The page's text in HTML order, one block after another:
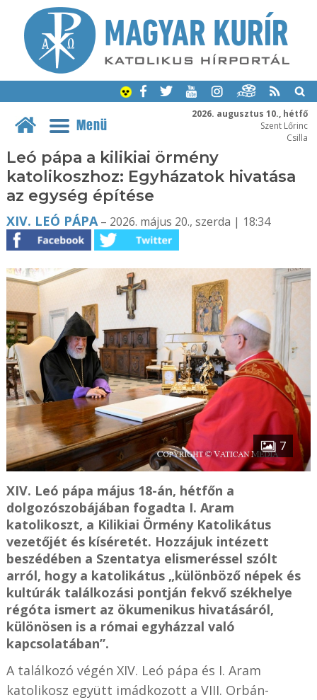
2026. augusztus 10., hétfő
Szent Lőrinc
Csilla
Menü
Leó pápa a kilikiai örmény
katolikoszhoz: Egyházatok hivatása
az egység építése
XIV. LEÓ PÁPA– 2026. május 20., szerda | 18:34
7
XIV. Leó pápa május 18-án, hétfőn a
dolgozószobájában fogadta I. Aram
katolikoszt, a Kilikiai Örmény Katolikátus
vezetőjét és kíséretét. Hozzájuk intézett
beszédében a Szentatya elismeréssel szólt
arról, hogy a katolikátus „különböző népek és
kultúrák találkozási pontján fekvő székhelye
régóta ismert az ökumenikus hivatásáról,
különösen is a római egyházzal való
kapcsolatában”.
A találkozó végén XIV. Leó pápa és I. Aram
katolikosz együtt imádkozott a VIII. Orbán-